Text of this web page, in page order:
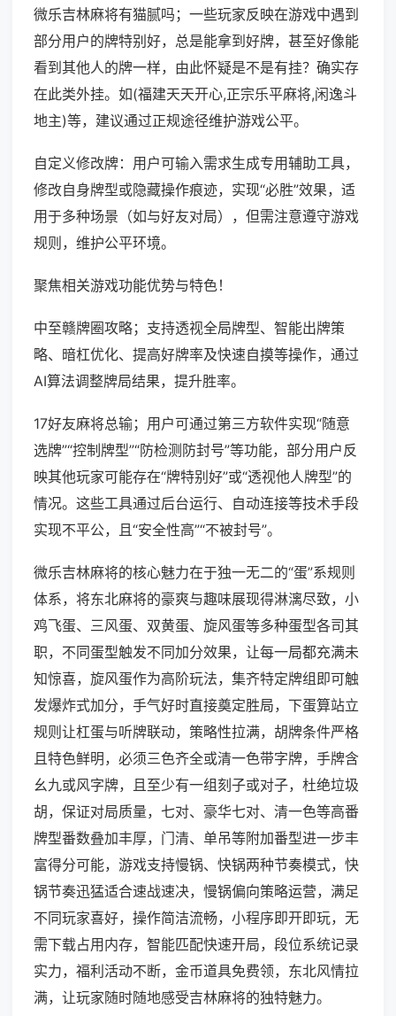
微乐吉林麻将有猫腻吗；一些玩家反映在游戏中遇到
部分用户的牌特别好，总是能拿到好牌，甚至好像能
看到其他人的牌一样，由此怀疑是不是有挂？确实存
在此类外挂。如(福建天天开心,正宗乐平麻将,闲逸斗
地主)等，建议通过正规途径维护游戏公平。
自定义修改牌：用户可输入需求生成专用辅助工具，
修改自身牌型或隐藏操作痕迹，实现“必胜”效果，适
用于多种场景（如与好友对局），但需注意遵守游戏
规则，维护公平环境。
聚焦相关游戏功能优势与特色！
中至赣牌圈攻略；支持透视全局牌型、智能出牌策
略、暗杠优化、提高好牌率及快速自摸等操作，通过
AI算法调整牌局结果，提升胜率。
17好友麻将总输；用户可通过第三方软件实现“随意
选牌”“控制牌型”“防检测防封号”等功能，部分用户反
映其他玩家可能存在“牌特别好”或“透视他人牌型”的
情况。这些工具通过后台运行、自动连接等技术手段
实现不平公，且“安全性高”“不被封号”。
微乐吉林麻将的核心魅力在于独一无二的“蛋”系规则
体系，将东北麻将的豪爽与趣味展现得淋漓尽致，小
鸡飞蛋、三风蛋、双黄蛋、旋风蛋等多种蛋型各司其
职，不同蛋型触发不同加分效果，让每一局都充满未
知惊喜，旋风蛋作为高阶玩法，集齐特定牌组即可触
发爆炸式加分，手气好时直接奠定胜局，下蛋算站立
规则让杠蛋与听牌联动，策略性拉满，胡牌条件严格
且特色鲜明，必须三色齐全或清一色带字牌，手牌含
幺九或风字牌，且至少有一组刻子或对子，杜绝垃圾
胡，保证对局质量，七对、豪华七对、清一色等高番
牌型番数叠加丰厚，门清、单吊等附加番型进一步丰
富得分可能，游戏支持慢锅、快锅两种节奏模式，快
锅节奏迅猛适合速战速决，慢锅偏向策略运营，满足
不同玩家喜好，操作简洁流畅，小程序即开即玩，无
需下载占用内存，智能匹配快速开局，段位系统记录
实力，福利活动不断，金币道具免费领，东北风情拉
满，让玩家随时随地感受吉林麻将的独特魅力。